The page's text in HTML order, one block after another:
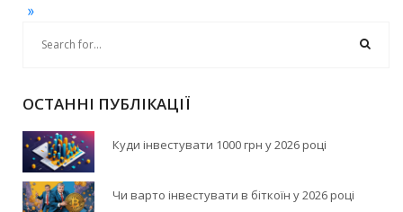
»
ОСТАННІ ПУБЛІКАЦІЇ
Куди інвестувати 1000 грн у 2026 році
Чи варто інвестувати в біткоїн у 2026 році